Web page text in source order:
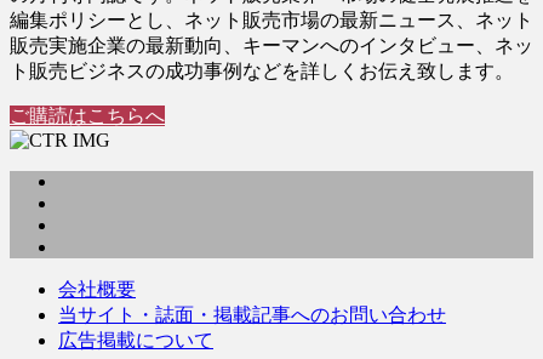
編集ポリシーとし、ネット販売市場の最新ニュース、ネット
販売実施企業の最新動向、キーマンへのインタビュー、ネッ
ト販売ビジネスの成功事例などを詳しくお伝え致します。
ご購読はこちらへ
会社概要
当サイト・誌面・掲載記事へのお問い合わせ
広告掲載について